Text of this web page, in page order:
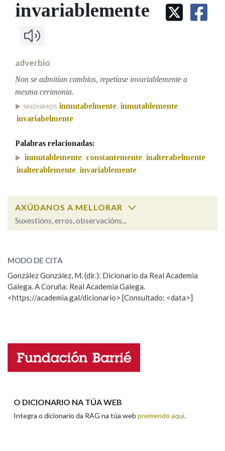
IDENTIDADE CORPORATIVA
MARCIAL DEL ADALID
FIGURAS HOMENAXEADAS
PORTAL DAS PALABRAS
Facebook
TwitterYoutubeInstagram
Bluesky
BUSCAR NOS LEMAS
Comeza por
Contén
BUSCAR NO CONTIDO
OUTRAS OPCIÓNS DE BUSCA
Pertence a
LIMPAR
invariablemente
adverbio
Non se admitían cambios, repetíase invariablemente a
mesma cerimonia.
SINÓNIMOS inmutabelmente, inmutablemente,
invariabelmente
Palabras relacionadas:
inmutablemente, constantemente, inalterabelmente,
inalterablemente, invariablemente
AXÚDANOS A MELLORAR
Suxestións, erros, observacións...
ESCOLLE UNHA OPCIÓN:
Observación Hai un erro na palabra
Propoño mellorar a definición
Nome
MODO DE CITA
González González, M. (dir.): Dicionario da Real Academia
Galega. A Coruña: Real Academia Galega.
<https://academia.gal/dicionario> [Consultado: <data>]
O DICIONARIO NA TÚA WEB
Integra o dicionario da RAG na túa web premendo aquí.